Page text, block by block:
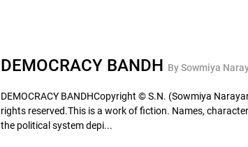
DEMOCRACY BANDH By Sowmiya
DEMOCRACY BANDHCopyright © S.N. (Sowmiya
rights reserved.This is a work of fiction. Names,
the political system depi...